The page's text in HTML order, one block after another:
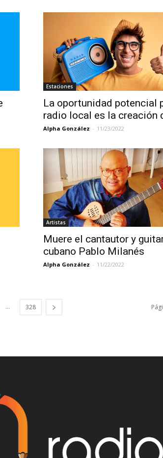
Estaciones
La oportunidad potencial
radio local es la creación
Alpha González - 11/23/2022
Artistas
Muere el cantautor y
cubano Pablo Milanés
Alpha González - 11/22/2022
... 328